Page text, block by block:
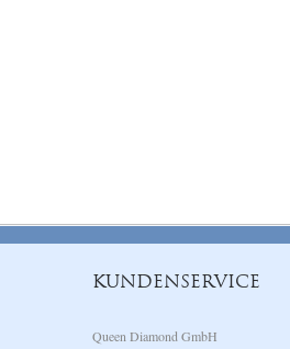
KUNDENSERVICE
Queen Diamond GmbH